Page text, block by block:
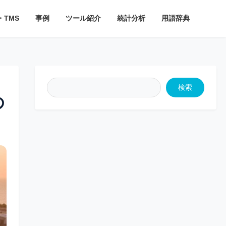
TMS 事例 ツール紹介 統計分析 用語辞典
検索